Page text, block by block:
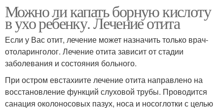
Можно ли капать борную кислоту
в ухо ребенку. Лечение отита
Если у Вас отит, лечение может назначить только врач-
отоларинголог. Лечение отита зависит от стадии
заболевания и состояния больного.
При остром евстахиите лечение отита направлено на
восстановление функций слуховой трубы. Проводится
санация околоносовых пазух, носа и носоглотки с целью